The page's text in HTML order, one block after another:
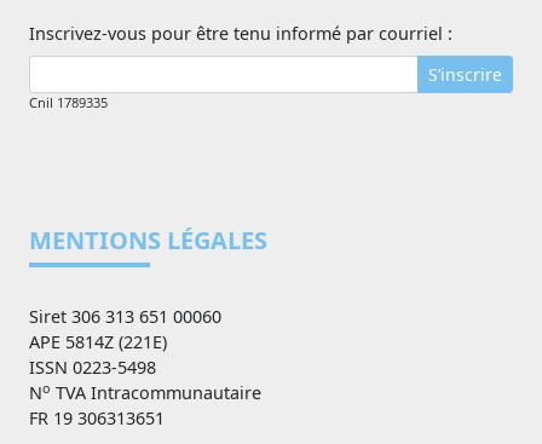
Inscrivez-vous pour être tenu informé par courriel :
S’inscrire
Cnil 1789335
MENTIONS LÉGALES
Siret 306 313 651 00060
APE 5814Z (221E)
ISSN 0223-5498
No TVA Intracommunautaire
FR 19 306313651